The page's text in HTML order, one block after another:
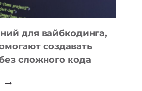
для вайбкодинга,
создавать
сложного кода
7